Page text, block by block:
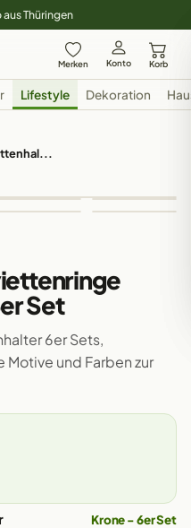
Thüringen
Merken Konto Korb
Lifestyle Dekoration
Set
6er Sets,
und Farben zur
Krone - 6er Set